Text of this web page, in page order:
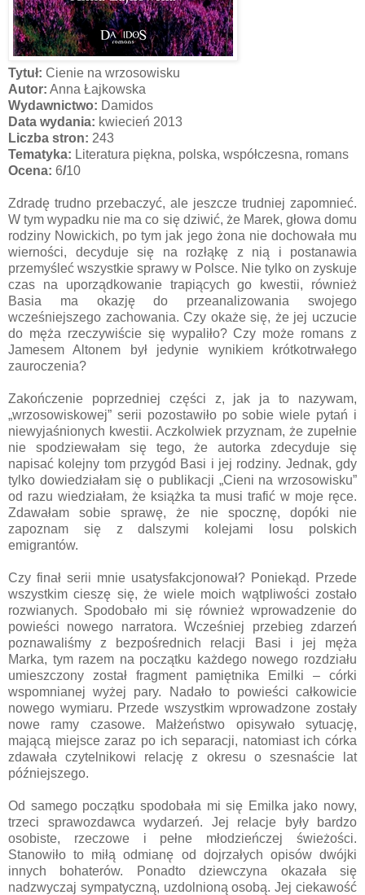
Tytuł: Cienie na wrzosowisku
Autor: Anna Łajkowska
Wydawnictwo: Damidos
Data wydania: kwiecień 2013
Liczba stron: 243
Tematyka: Literatura piękna, polska, współczesna, romans
Ocena: 6/10
Zdradę trudno przebaczyć, ale jeszcze trudniej zapomnieć.
W tym wypadku nie ma co się dziwić, że Marek, głowa domu
rodziny Nowickich, po tym jak jego żona nie dochowała mu
wierności, decyduje się na rozłąkę z nią i postanawia
przemyśleć wszystkie sprawy w Polsce. Nie tylko on zyskuje
czas na uporządkowanie trapiących go kwestii, również
Basia ma okazję do przeanalizowania swojego
wcześniejszego zachowania. Czy okaże się, że jej uczucie
do męża rzeczywiście się wypaliło? Czy może romans z
Jamesem Altonem był jedynie wynikiem krótkotrwałego
zauroczenia?
Zakończenie poprzedniej części z, jak ja to nazywam,
„wrzosowiskowej” serii pozostawiło po sobie wiele pytań i
niewyjaśnionych kwestii. Aczkolwiek przyznam, że zupełnie
nie spodziewałam się tego, że autorka zdecyduje się
napisać kolejny tom przygód Basi i jej rodziny. Jednak, gdy
tylko dowiedziałam się o publikacji „Cieni na wrzosowisku”
od razu wiedziałam, że książka ta musi trafić w moje ręce.
Zdawałam sobie sprawę, że nie spocznę, dopóki nie
zapoznam się z dalszymi kolejami losu polskich
emigrantów.
Czy finał serii mnie usatysfakcjonował? Poniekąd. Przede
wszystkim cieszę się, że wiele moich wątpliwości zostało
rozwianych. Spodobało mi się również wprowadzenie do
powieści nowego narratora. Wcześniej przebieg zdarzeń
poznawaliśmy z bezpośrednich relacji Basi i jej męża
Marka, tym razem na początku każdego nowego rozdziału
umieszczony został fragment pamiętnika Emilki – córki
wspomnianej wyżej pary. Nadało to powieści całkowicie
nowego wymiaru. Przede wszystkim wprowadzone zostały
nowe ramy czasowe. Małżeństwo opisywało sytuację,
mającą miejsce zaraz po ich separacji, natomiast ich córka
zdawała czytelnikowi relację z okresu o szesnaście lat
późniejszego.
Od samego początku spodobała mi się Emilka jako nowy,
trzeci sprawozdawca wydarzeń. Jej relacje były bardzo
osobiste, rzeczowe i pełne młodzieńczej świeżości.
Stanowiło to miłą odmianę od dojrzałych opisów dwójki
innych bohaterów. Ponadto dziewczyna okazała się
nadzwyczaj sympatyczną, uzdolnioną osobą. Jej ciekawość